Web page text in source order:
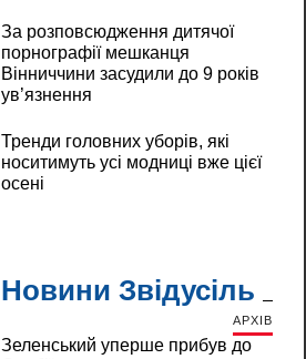
За розповсюдження дитячої
порнографії мешканця
Вінниччини засудили до 9 років
ув’язнення
Тренди головних уборів, які
носитимуть усі модниці вже цієї
осені
Новини Звідусіль
АРХІВ
Зеленський уперше прибув до